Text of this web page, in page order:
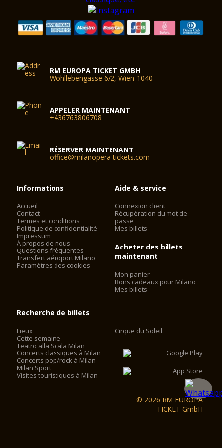
RM EUROPA TICKET GMBH
Wohllebengasse 6/2, Wien-1040
APPELER MAINTENANT
+436763806708
RÉSERVER MAINTENANT
office@milanopera-tickets.com
Informations
Accueil
Contact
Termes et conditions
Politique de confidentialité
Impressum
À propos de nous
Questions fréquentes
Transfert aéroport Milano
Paramètres des cookies
Aide & service
Connexion client
Récupération du mot de
passe
Mes billets
Acheter des billets
maintenant
Mon panier
Bons cadeaux pour Milano
Mes billets
Recherche de billets
Lieux
Cette semaine
Teatro alla Scala Milan
Concerts classiques à Milan
Concerts pop/rock à Milan
Milan Sport
Visites touristiques à Milan
Cirque du Soleil
© 2026 RM EUROPA
TICKET GmbH